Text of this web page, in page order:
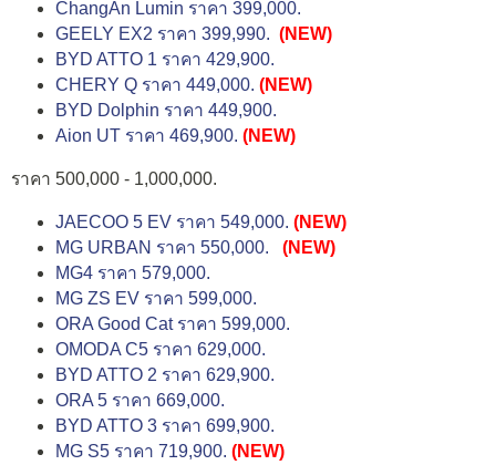
ChangAn Lumin ราคา 399,000.
GEELY EX2 ราคา 399,990. (NEW)
BYD ATTO 1 ราคา 429,900.
CHERY Q ราคา 449,000. (NEW)
BYD Dolphin ราคา 449,900.
Aion UT ราคา 469,900. (NEW)
ราคา 500,000 - 1,000,000.
JAECOO 5 EV ราคา 549,000. (NEW)
MG URBAN ราคา 550,000.
(NEW)
MG4 ราคา 579,000.
MG ZS EV ราคา 599,000.
ORA Good Cat ราคา 599,000.
OMODA C5 ราคา 629,000.
BYD ATTO 2 ราคา 629,900.
ORA 5 ราคา 669,000.
BYD ATTO 3 ราคา 699,900.
MG S5 ราคา 719,900. (NEW)